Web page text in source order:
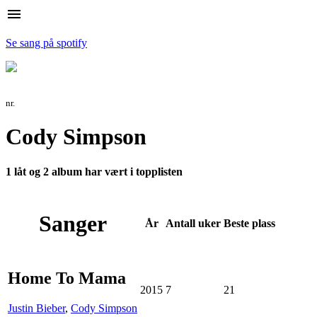
menu
Se sang på spotify
nr.
Cody Simpson
1 låt og 2 album har vært i topplisten
Sanger År Antall uker Beste plass
Home To Mama
Justin Bieber, Cody Simpson
2015 7 21